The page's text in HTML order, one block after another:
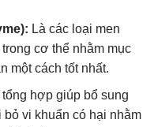
Là các loại men
cơ thể nhằm mục
một cách tốt nhất.
tổng hợp giúp bổ sung
vi khuẩn có hại nhằm